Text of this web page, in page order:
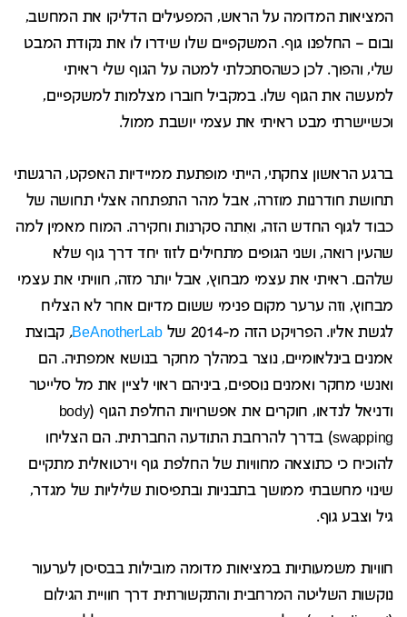
המציאות המדומה על הראש, המפעילים הדליקו את המחשב,
ובום – החלפנו גוף. המשקפיים שלו שידרו לו את נקודת המבט
שלי, והפוך. לכן כשהסתכלתי למטה על הגוף שלי ראיתי
למעשה את הגוף שלו. במקביל חוברו מצלמות למשקפיים,
וכשיישרתי מבט ראיתי את עצמי יושבת ממול.
ברגע הראשון צחקתי, הייתי מופתעת ממיידיות האפקט, הרגשתי
תחושת חודרנות מוזרה, אבל מהר התפתחה אצלי תחושה של
כבוד לגוף החדש הזה, ואִתה סקרנות וחקירה. המוח מאמין למה
שהעין רואה, ושני הגופים מתחילים לזוז יחד דרך גוף שלא
שלהם. ראיתי את עצמי מבחוץ, אבל יותר מזה, חוויתי את עצמי
מבחוץ, וזה ערער מקום פנימי ששום מדיום אחר לא הצליח
לגשת אליו. הפרויקט הזה מ-2014 של
BeAnotherLab
, קבוצת
אמנים בינלאומיים, נוצר במהלך מחקר בנושא אמפתיה. הם
ואנשי מחקר ואמנים נוספים, ביניהם ראוי לציין את מל סלייטר
ודניאל לנדאו, חוקרים את אפשרויות החלפת הגוף (body
swapping) בדרך להרחבת התודעה החברתית. הם הצליחו
להוכיח כי כתוצאה מחוויות של החלפת גוף וירטואלית מתקיים
שינוי מחשבתי ממושך בתבניות ובתפיסות שליליות של מגדר,
גיל וצבע גוף.
חוויות משמעותיות במציאות מדומה מובילות בבסיסן לערעור
נוקשות השליטה המרחבית והתקשורתית דרך חוויית הגילום